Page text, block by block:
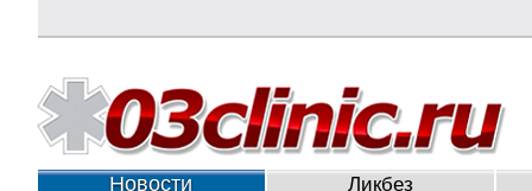
Новости Ликбез